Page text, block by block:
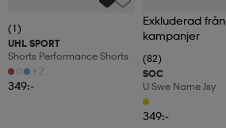
(1)
UHL SPORT
Shorts Performance Shorts
+2
349:-
Exkluderad från
kampanjer
(82)
SOC
U Swe Name Jsy
349:-